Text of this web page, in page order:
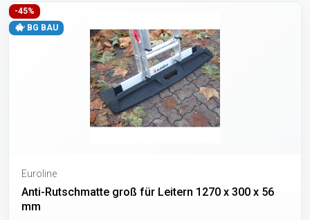
-45%
BG BAU
Euroline
Anti-Rutschmatte groß für Leitern 1270 x 300 x 56
mm